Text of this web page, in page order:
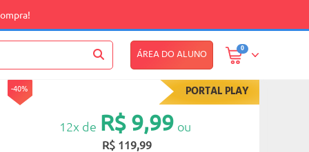
ÁREA DO ALUNO 0
-40% PORTAL PLAY
R$ 119,99
12x de R$ 9,99 ou